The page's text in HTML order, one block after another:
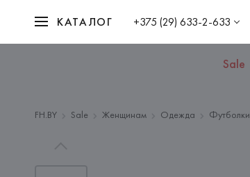
КАТАЛОГ +375 (29) 633-2-633
Sale
FH.BY Sale Женщинам Одежда Футболки